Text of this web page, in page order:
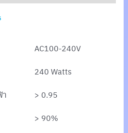
AC100-240V
240 Watts
า > 0.95
> 90%